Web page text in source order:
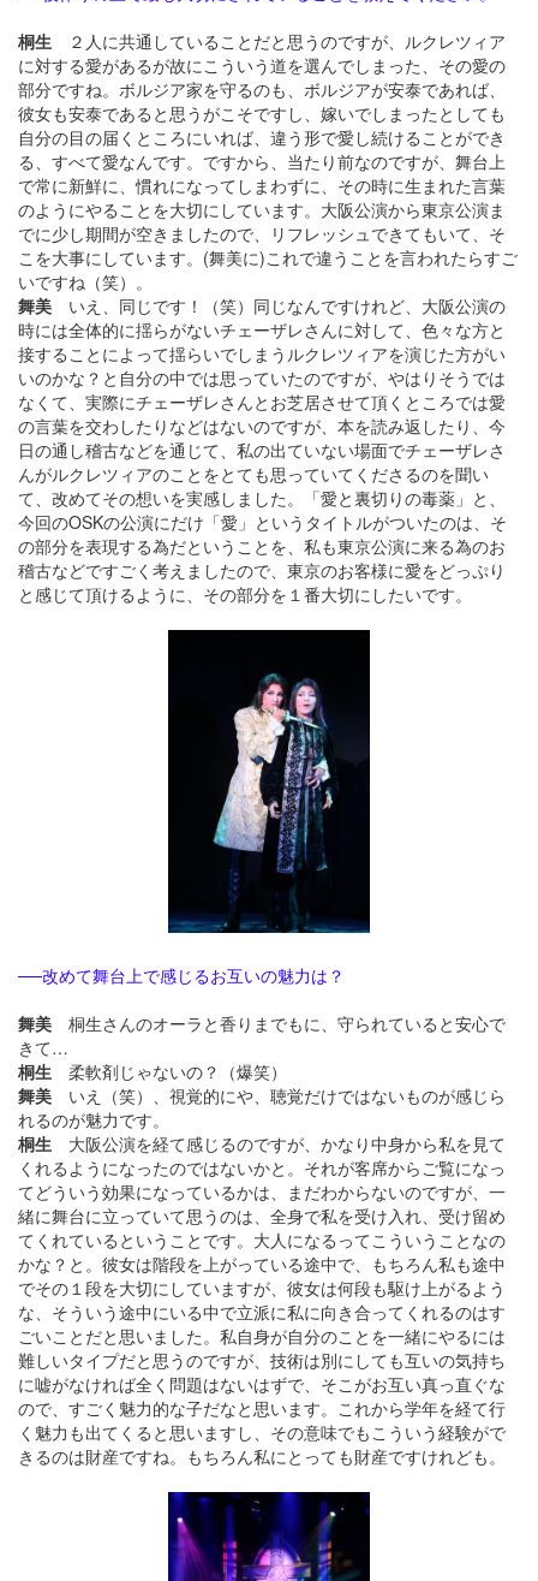
桐生 ２人に共通していることだと思うのですが、ルクレツィア
に対する愛があるが故にこういう道を選んでしまった、その愛の
部分ですね。ボルジア家を守るのも、ボルジアが安泰であれば、
彼女も安泰であると思うがこそですし、嫁いでしまったとしても
自分の目の届くところにいれば、違う形で愛し続けることができ
る、すべて愛なんです。ですから、当たり前なのですが、舞台上
で常に新鮮に、慣れになってしまわずに、その時に生まれた言葉
のようにやることを大切にしています。大阪公演から東京公演ま
でに少し期間が空きましたので、リフレッシュできてもいて、そ
こを大事にしています。(舞美に)これで違うことを言われたらすご
いですね（笑）。
舞美 いえ、同じです！（笑）同じなんですけれど、大阪公演の
時には全体的に揺らがないチェーザレさんに対して、色々な方と
接することによって揺らいでしまうルクレツィアを演じた方がい
いのかな？と自分の中では思っていたのですが、やはりそうでは
なくて、実際にチェーザレさんとお芝居させて頂くところでは愛
の言葉を交わしたりなどはないのですが、本を読み返したり、今
日の通し稽古などを通じて、私の出ていない場面でチェーザレさ
んがルクレツィアのことをとても思っていてくださるのを聞い
て、改めてその想いを実感しました。「愛と裏切りの毒薬」と、
今回のOSKの公演にだけ「愛」というタイトルがついたのは、そ
の部分を表現する為だということを、私も東京公演に来る為のお
稽古などですごく考えましたので、東京のお客様に愛をどっぷり
と感じて頂けるように、その部分を１番大切にしたいです。
──改めて舞台上で感じるお互いの魅力は？
舞美 桐生さんのオーラと香りまでもに、守られていると安心で
きて…
桐生 柔軟剤じゃないの？（爆笑）
舞美 いえ（笑）、視覚的にや、聴覚だけではないものが感じら
れるのが魅力です。
桐生 大阪公演を経て感じるのですが、かなり中身から私を見て
くれるようになったのではないかと。それが客席からご覧になっ
てどういう効果になっているかは、まだわからないのですが、一
緒に舞台に立っていて思うのは、全身で私を受け入れ、受け留め
てくれているということです。大人になるってこういうことなの
かな？と。彼女は階段を上がっている途中で、もちろん私も途中
でその１段を大切にしていますが、彼女は何段も駆け上がるよう
な、そういう途中にいる中で立派に私に向き合ってくれるのはす
ごいことだと思いました。私自身が自分のことを一緒にやるには
難しいタイプだと思うのですが、技術は別にしても互いの気持ち
に嘘がなければ全く問題はないはずで、そこがお互い真っ直ぐな
ので、すごく魅力的な子だなと思います。これから学年を経て行
く魅力も出てくると思いますし、その意味でもこういう経験がで
きるのは財産ですね。もちろん私にとっても財産ですけれども。